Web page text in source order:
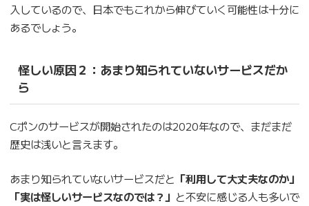
入しているので、日本でもこれから伸びていく可能性は十分に
あるでしょう。
怪しい原因２：あまり知られていないサービスだか
ら
Cポンのサービスが開始されたのは2020年なので、まだまだ
歴史は浅いと言えます。
あまり知られていないサービスだと 「利用して大丈夫なのか」
「実は怪しいサービスなのでは？」 と不安に感じる人も多いで